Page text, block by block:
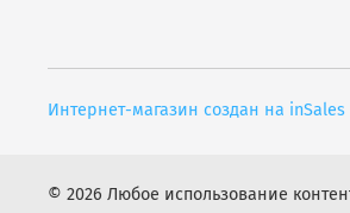
Интернет-магазин создан на inSales
© 2026 Любое использование